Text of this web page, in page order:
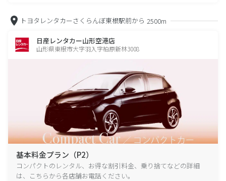
トヨタレンタカーさくらんぼ東根駅前から 2500m
日産レンタカー山形空港店
山形県東根市大字羽入字柏原新林3008
基本料金プラン（P2）
コンパクトのレンタル、お得な割引料金、乗り捨てなどの詳細
は、こちらから各店舗お電話ください。